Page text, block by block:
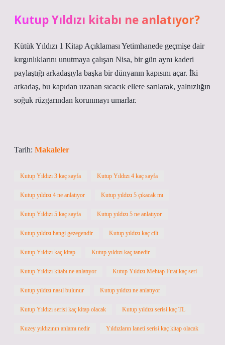
Kutup Yıldızı kitabı ne anlatıyor?
Kütük Yıldızı 1 Kitap Açıklaması Yetimhanede geçmişe dair
kırgınlıklarını unutmaya çalışan Nisa, bir gün aynı kaderi
paylaştığı arkadaşıyla başka bir dünyanın kapısını açar. İki
arkadaş, bu kapıdan uzanan sıcacık ellere sarılarak, yalnızlığın
soğuk rüzgarından korunmayı umarlar.
Tarih: Makaleler
Kutup Yıldızı 3 kaç sayfa Kutup Yıldızı 4 kaç sayfa
Kutup yıldızı 4 ne anlatıyor Kutup yıldızı 5 çıkacak mı
Kutup Yıldızı 5 kaç sayfa Kutup yıldızı 5 ne anlatıyor
Kutup yıldızı hangi gezegendir Kutup yıldızı kaç cilt
Kutup Yıldızı kaç kitap Kutup yıldızı kaç tanedir
Kutup Yıldızı kitabı ne anlatıyor Kutup Yıldızı Mehtap Fırat kaç seri
Kutup yıldızı nasıl bulunur Kutup yıldızı ne anlatıyor
Kutup Yıldızı serisi kaç kitap olacak Kutup yıldızı serisi kaç TL
Kuzey yıldızının anlamı nedir Yıldızların laneti serisi kaç kitap olacak